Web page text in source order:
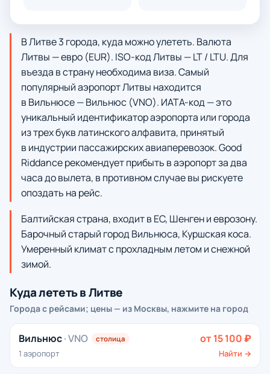
В Литве 3 города, куда можно улететь. Валюта
Литвы — евро (EUR). ISO-код Литвы — LT / LTU. Для
въезда в страну необходима виза. Самый
популярный аэропорт Литвы находится
в Вильнюсе — Вильнюс (VNO). ИАТА-код — это
уникальный идентификатор аэропорта или города
из трех букв латинского алфавита, принятый
в индустрии пассажирских авиаперевозок. Good
Riddance рекомендует прибыть в аэропорт за два
часа до вылета, в противном случае вы рискуете
опоздать на рейс.
Балтийская страна, входит в ЕС, Шенген и еврозону.
Барочный старый город Вильнюса, Куршская коса.
Умеренный климат с прохладным летом и снежной
зимой.
Куда лететь в Литве
Города с рейсами; цены — из Москвы, нажмите на город
Вильнюс· VNO столица
1 аэропорт
от 15 100 ₽
Найти →